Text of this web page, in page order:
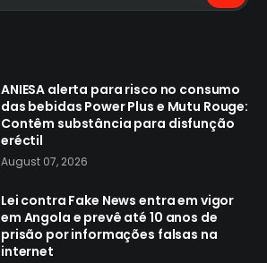
ANIESA alerta para risco no consumo
das bebidas Power Plus e Mutu Rouge:
Contêm substância para disfunção
eréctil
August 07, 2026
Lei contra Fake News entra em vigor
em Angola e prevê até 10 anos de
prisão por informações falsas na
internet